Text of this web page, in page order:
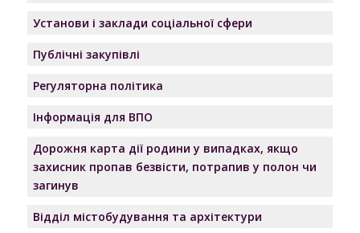
Установи і заклади соціальної сфери
Публічні закупівлі
Регуляторна політика
Інформація для ВПО
Дорожня карта дії родини у випадках, якщо
захисник пропав безвісти, потрапив у полон чи
загинув
Відділ містобудування та архітектури